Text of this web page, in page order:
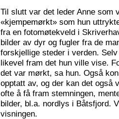
Til slutt var det leder Anne som
«kjempemørkt» som hun
fra en fotomøtekveld i
bilder av dyr og fugler fra de
forskjellige steder i verden.
likevel fram det hun ville vise.
det var mørkt, sa hun. Også
opptatt av, og der kan det
ofte å få fram stemningen,
bilder, bl.a. nordlys i Båtsfjord.
visningen.